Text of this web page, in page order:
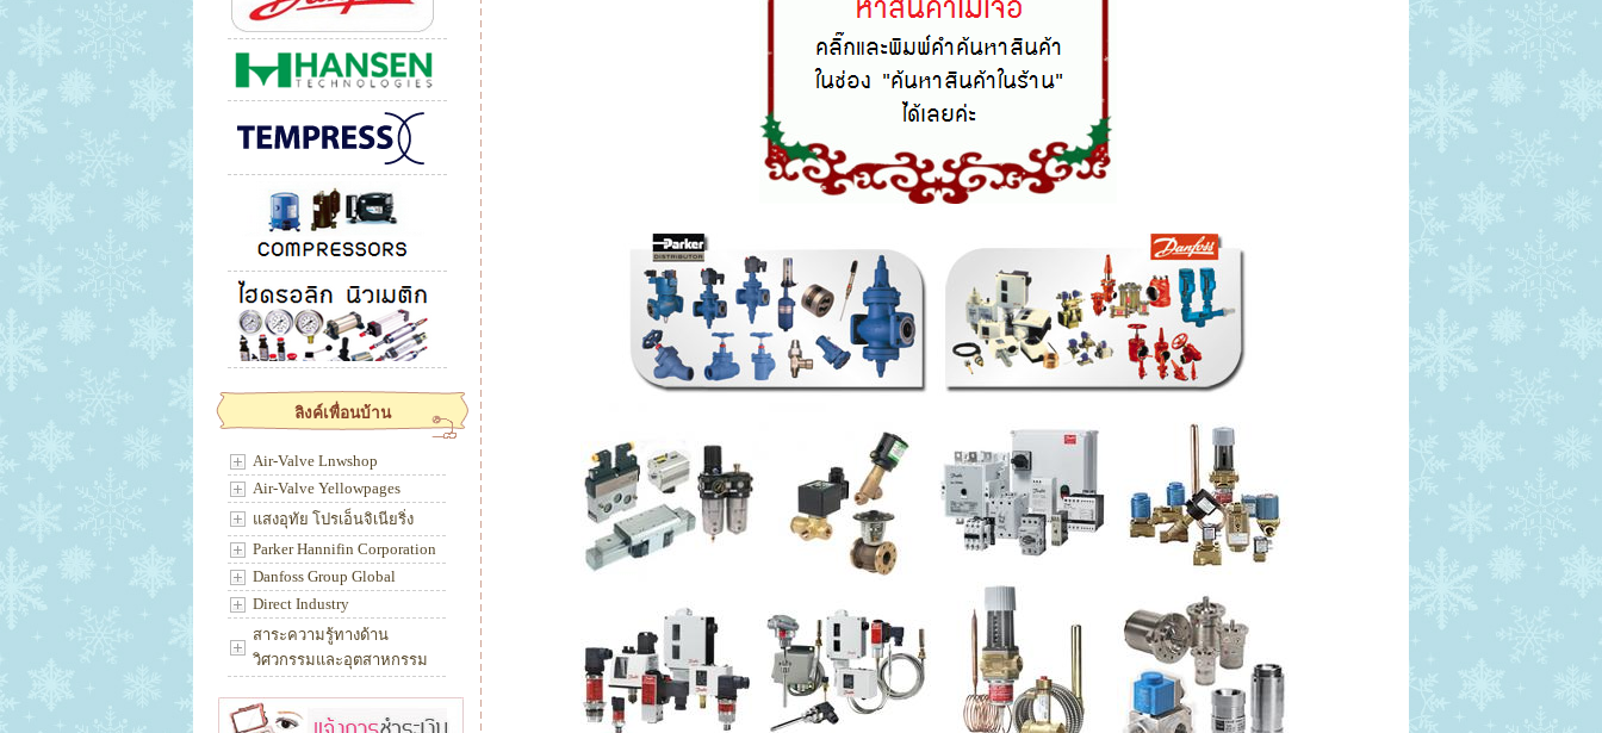
ลิงค์เพื่อนบ้าน
Air-Valve Lnwshop
Air-Valve Yellowpages
แสงอุทัย โปรเอ็นจิเนียริ่ง
Parker Hannifin Corporation
Danfoss Group Global
Direct Industry
สาระความรู้ทางด้าน
วิศวกรรมและอุตสาหกรรม